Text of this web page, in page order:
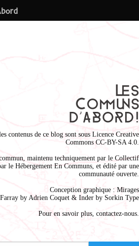
contenus de ce blog sont sous Licence Creative
Commons CC-BY-SA 4.0
maintenu techniquement par le Collectif
le Hébergement En Communs , et édité par une
communauté ouverte.
Conception graphique : Mirages
by Adrien Coquet & Inder by Sorkin Type
Pour en savoir plus, contactez-nous